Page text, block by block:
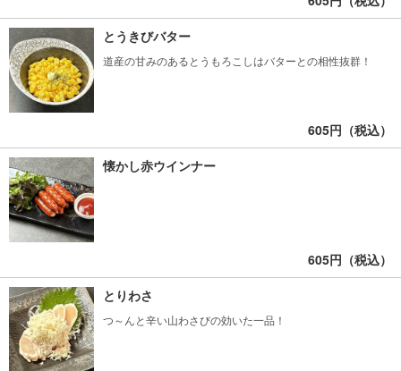
とうきびバター
道産の甘みのあるとうもろこしはバターとの相性抜群！
605円（税込）
懐かし赤ウインナー
605円（税込）
とりわさ
つ～んと辛い山わさびの効いた一品！